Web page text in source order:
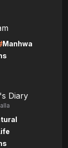
Manhwa
Diary